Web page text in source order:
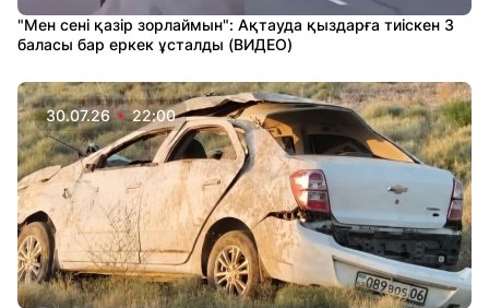
"Мен сені қазір зорлаймын": Ақтауда қыздарға тиіскен 3
баласы бар еркек ұсталды (ВИДЕО)
30.07.26 22:00